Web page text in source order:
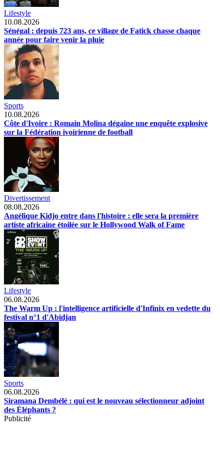
Lifestyle
10.08.2026
Sénégal : depuis 723 ans, ce village de Fatick chasse chaque
année pour faire venir la pluie
Sports
10.08.2026
Côte d'Ivoire : Romain Molina dégaine une enquête explosive
sur la Fédération ivoirienne de football
Divertissement
08.08.2026
Angélique Kidjo entre dans l'histoire : elle sera la première
artiste africaine étoilée sur le Hollywood Walk of Fame
Lifestyle
06.08.2026
The Warm Up : l'intelligence artificielle d'Infinix en vedette du
festival n°1 d'Abidjan
Sports
06.08.2026
Siramana Dembélé : qui est le nouveau sélectionneur adjoint
des Éléphants ?
Publicité